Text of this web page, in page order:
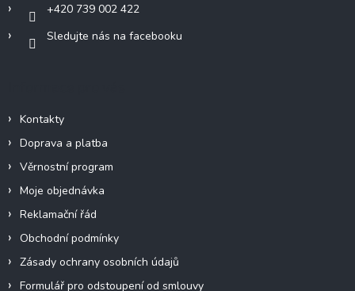
+420 739 002 422
Sledujte nás na facebooku
Kontakty
Doprava a platba
Věrnostní program
Moje objednávka
Reklamační řád
Obchodní podmínky
Zásady ochrany osobních údajů
Formulář pro odstoupení od smlouvy